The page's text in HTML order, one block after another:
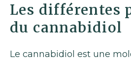
Les différentes
du cannabidiol
Le cannabidiol est une